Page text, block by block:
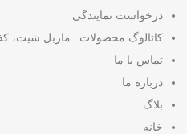
درخواست نمایندگی
کاتالوگ محصولات | ماربل شیت،
تماس با ما
درباره ما
بلاگ
خانه